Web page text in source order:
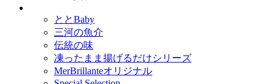
ととBaby
三河の魚介
伝統の味
凍ったまま揚げるだけシリーズ
MerBrillanteオリジナル